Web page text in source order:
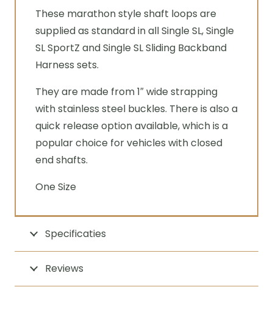
These marathon style shaft loops are
supplied as standard in all Single SL, Single
SL SportZ and Single SL Sliding Backband
Harness sets.
They are made from 1″ wide strapping
with stainless steel buckles. There is also a
quick release option available, which is a
popular choice for vehicles with closed
end shafts.
One Size
Specificaties
Reviews